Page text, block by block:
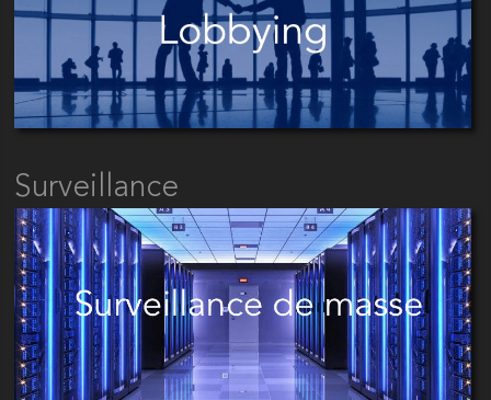
Surveillance